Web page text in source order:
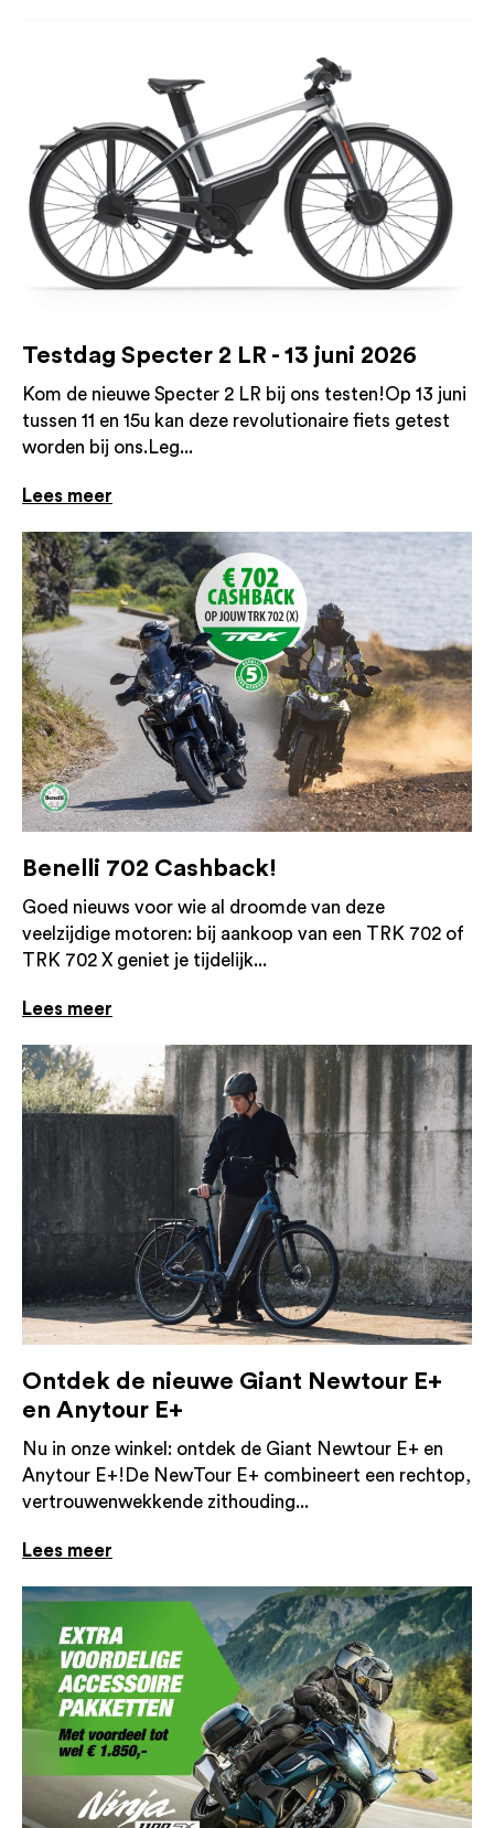
Testdag Specter 2 LR - 13 juni 2026
Kom de nieuwe Specter 2 LR bij ons testen!Op 13 juni
tussen 11 en 15u kan deze revolutionaire fiets getest
worden bij ons.Leg...
Lees meer
Benelli 702 Cashback!
Goed nieuws voor wie al droomde van deze
veelzijdige motoren: bij aankoop van een TRK 702 of
TRK 702 X geniet je tijdelijk...
Lees meer
Ontdek de nieuwe Giant Newtour E+
en Anytour E+
Nu in onze winkel: ontdek de Giant Newtour E+ en
Anytour E+!De NewTour E+ combineert een rechtop,
vertrouwenwekkende zithouding...
Lees meer